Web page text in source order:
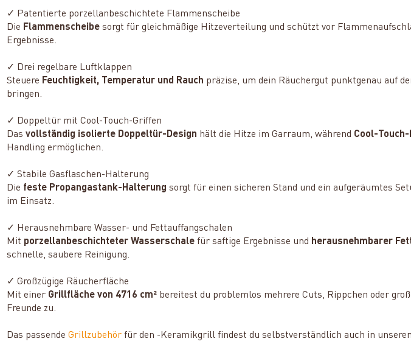
✓ Patentierte porzellanbeschichtete Flammenscheibe
Die Flammenscheibe sorgt für gleichmäßige Hitzeverteilung und schützt vor
Ergebnisse.
✓ Drei regelbare Luftklappen
Steuere Feuchtigkeit, Temperatur und Rauch präzise, um dein Räuchergut punktgenau auf
bringen.
✓ Doppeltür mit Cool-Touch-Griffen
Dasvollständig isolierte Doppeltür-Design hält die Hitze im Garraum, während Cool-
Handling ermöglichen.
✓ Stabile Gasflaschen-Halterung
Die feste Propangastank-Halterung sorgt für einen sicheren Stand und ein aufgeräumtes
im Einsatz.
✓ Herausnehmbare Wasser- und Fettauffangschalen
Mit porzellanbeschichteter Wasserschale für saftige Ergebnisse und herausnehmbarer
schnelle, saubere Reinigung.
✓ Großzügige Räucherfläche
Mit einer Grillfläche von 4716 cm² bereitest du problemlos mehrere Cuts, Rippchen oder
Freunde zu.
Das passendeGrillzubehör für den -Keramikgrill findest du selbstverständlich auch in